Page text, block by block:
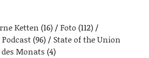
Ketten (16) Foto (112)
Podcast(96)
State of the Union
des Monats (4)